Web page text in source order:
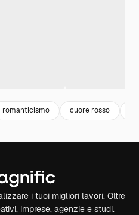
romanticismo cuore rosso
i tuoi migliori lavori. Oltre
imprese, agenzie e studi.